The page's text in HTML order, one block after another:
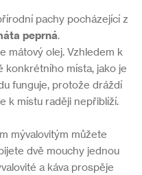
pachy pocházející z
peprná.
mátový olej. Vzhledem k
konkrétního místa, jako je
funguje, protože dráždí
k místu raději nepřiblíží.
mývalovitým můžete
dvě mouchy jednou
a káva prospěje